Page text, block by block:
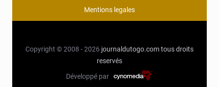
Mentions legales
Copyright © 2008 - 2026 journaldutogo.comtous droits
reservés
Développé par